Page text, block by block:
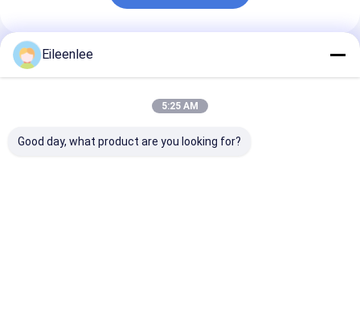
প্রস্তাবিত পণ্য
Eileenlee
5:25 AM
Good day, what product are you looking for?